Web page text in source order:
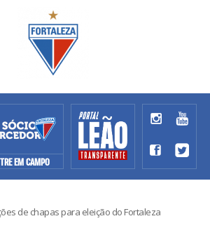
EM CAMPO
de chapas para eleição do Fortaleza